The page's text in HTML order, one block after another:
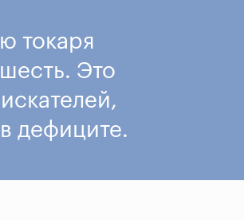
токаря
Это
дефиците.